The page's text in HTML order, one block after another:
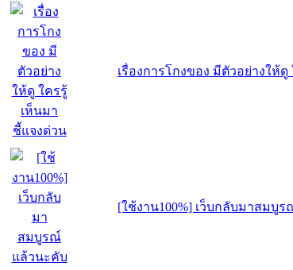
เรื่องการโกงของ มีตัวอย่างให้
[ใช้งาน100%] เว็บกลับมาสมบู